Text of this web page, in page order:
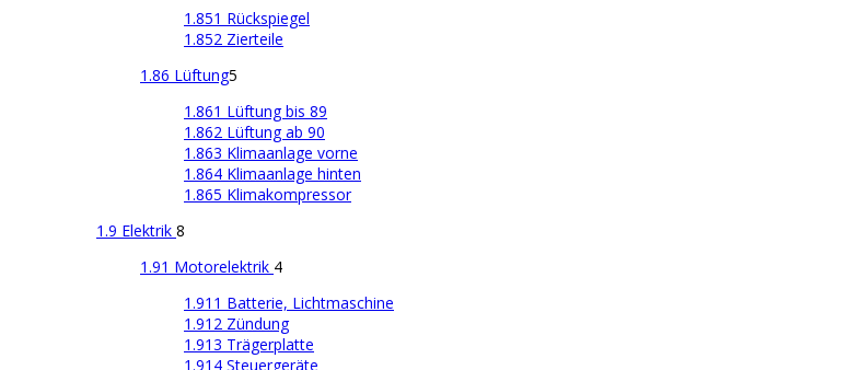
1.851 Rückspiegel
1.852 Zierteile
1.86 Lüftung5
1.861 Lüftung bis 89
1.862 Lüftung ab 90
1.863 Klimaanlage vorne
1.864 Klimaanlage hinten
1.865 Klimakompressor
1.9 Elektrik 8
1.91 Motorelektrik 4
1.911 Batterie, Lichtmaschine
1.912 Zündung
1.913 Trägerplatte
1.914 Steuergeräte